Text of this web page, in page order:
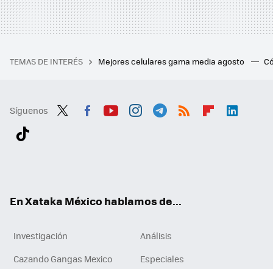
TEMAS DE INTERÉS Mejores celulares gama media agosto
Síguenos
En Xataka México hablamos de...
Investigación
Análisis
Cazando Gangas Mexico
Especiales